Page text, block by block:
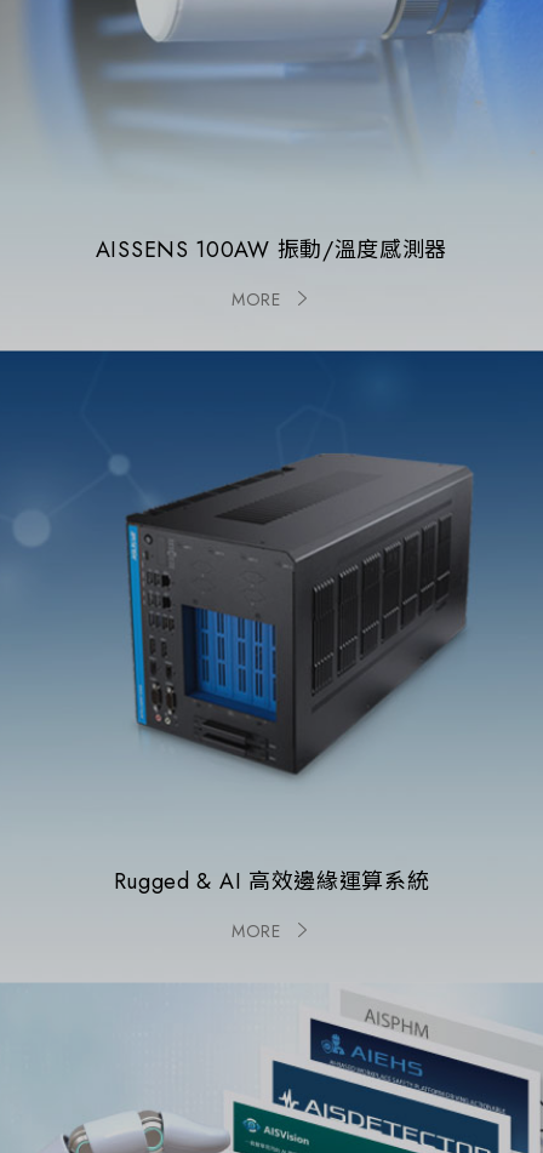
AISSENS 100AW 振動/溫度感測器
MORE
Rugged & AI 高效邊緣運算系統
MORE